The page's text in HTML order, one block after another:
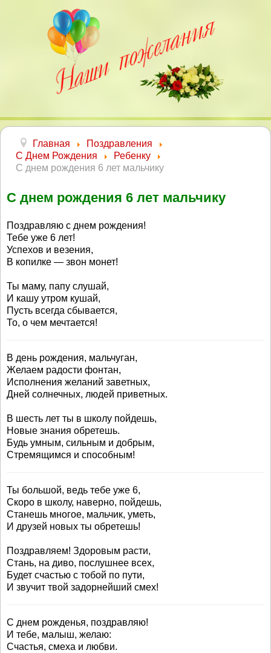
Главная
Поздравления
С Днем Рождения
Ребенку
С днем рождения 6 лет мальчику
С днем рождения 6 лет мальчику
Поздравляю с днем рождения!
Тебе уже 6 лет!
Успехов и везения,
В копилке — звон монет!
Ты маму, папу слушай,
И кашу утром кушай,
Пусть всегда сбывается,
То, о чем мечтается!
В день рождения, мальчуган,
Желаем радости фонтан,
Исполнения желаний заветных,
Дней солнечных, людей приветных.
В шесть лет ты в школу пойдешь,
Новые знания обретешь.
Будь умным, сильным и добрым,
Стремящимся и способным!
Ты большой, ведь тебе уже 6,
Скоро в школу, наверно, пойдешь,
Станешь многое, мальчик, уметь,
И друзей новых ты обретешь!
Поздравляем! Здоровым расти,
Стань, на диво, послушнее всех,
Будет счастью с тобой по пути,
И звучит твой задорнейший смех!
С днем рожденья, поздравляю!
И тебе, малыш, желаю:
Счастья, смеха и любви.